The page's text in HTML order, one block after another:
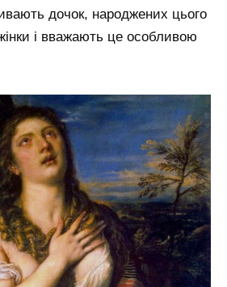
дочок, народжених цього
і вважають це особливою